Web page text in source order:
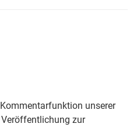
unserer
zur